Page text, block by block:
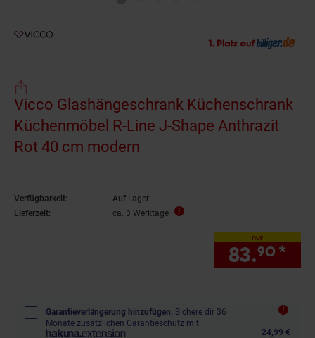
Vicco Glashängeschrank Küchenschrank
Küchenmöbel R-Line J-Shape Anthrazit
Rot 40 cm modern
Verfügbarkeit:
Auf Lager
Lieferzeit:
ca. 3 Werktage
nur
83.90 *
Garantieverlängerung hinzufügen. Sichere dir 36
Monate zusätzlichen Garantieschutz mit
24,99 €